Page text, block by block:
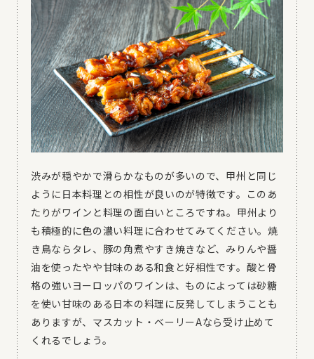
渋みが穏やかで滑らかなものが多いので、甲州と同じ
ように日本料理との相性が良いのが特徴です。このあ
たりがワインと料理の面白いところですね。甲州より
も積極的に色の濃い料理に合わせてみてください。焼
き鳥ならタレ、豚の角煮やすき焼きなど、みりんや醤
油を使ったやや甘味のある和食と好相性です。酸と骨
格の強いヨーロッパのワインは、ものによっては砂糖
を使い甘味のある日本の料理に反発してしまうことも
ありますが、マスカット・ベーリーAなら受け止めて
くれるでしょう。